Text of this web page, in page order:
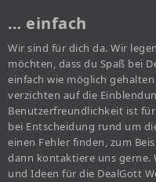
… einfach
Wir sind für dich da. Wir
möchten, dass du Spaß bei
einfach wie möglich
verzichten auf die
Benutzerfreundlichkeit ist
bei Entscheidung rund um
einen Fehler finden, zum
dann kontaktiere uns gerne.
und Ideen für die DealGott